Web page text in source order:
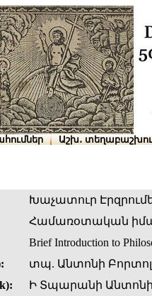
Աշխ․
Խաչատուր
Համառօտական
Brief Introduction to
տպ. Անտոնի
Ի Տպարանի